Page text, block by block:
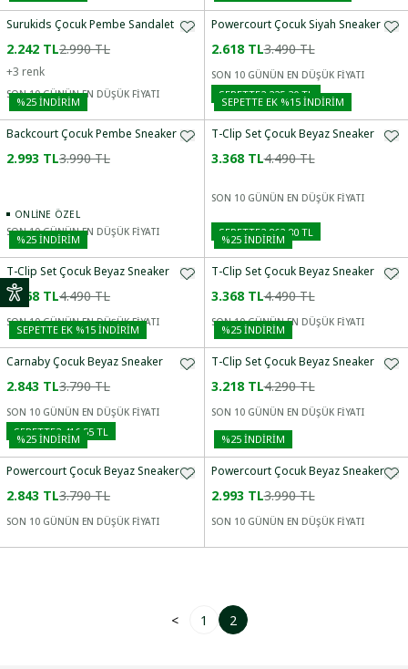
Surukids Çocuk Pembe Sandalet
2.242 TL2.990 TL
+3 renk
SON 10 GÜNÜN EN DÜŞÜK FİYATI
Powercourt Çocuk Siyah Sneaker
2.618 TL3.490 TL
SON 10 GÜNÜN EN DÜŞÜK FİYATI
SEPETTE2.225,30 TL
%25 İNDİRİM
Backcourt Çocuk Pembe Sneaker
2.993 TL3.990 TL
ONLINE ÖZEL
SON 10 GÜNÜN EN DÜŞÜK FİYATI
SEPETTE EK %15 İNDIRIM
T-Clip Set Çocuk Beyaz Sneaker
3.368 TL4.490 TL
SON 10 GÜNÜN EN DÜŞÜK FİYATI
SEPETTE2.862,80 TL
%25 İNDİRİM
T-Clip Set Çocuk Beyaz Sneaker
3.368 TL4.490 TL
SON 10 GÜNÜN EN DÜŞÜK FİYATI
%25İNDİRİM
T-Clip Set Çocuk Beyaz Sneaker
3.368 TL4.490 TL
SON 10 GÜNÜN EN DÜŞÜK FİYATI
SEPETTE EK %15 İNDIRIM
Carnaby Çocuk Beyaz Sneaker
2.843 TL3.790 TL
SON 10 GÜNÜN EN DÜŞÜK FİYATI
SEPETTE2.416,55 TL
%25İNDİRİM
T-Clip Set Çocuk Beyaz Sneaker
3.218 TL4.290 TL
SON 10 GÜNÜN EN DÜŞÜK FİYATI
%25 İNDİRİM
Powercourt Çocuk Beyaz Sneaker
2.843 TL3.790 TL
SON 10 GÜNÜN EN DÜŞÜK FİYATI
%25İNDİRİM
Powercourt Çocuk Beyaz Sneaker
2.993 TL3.990 TL
SON 10 GÜNÜN EN DÜŞÜK FİYATI
< 1 2